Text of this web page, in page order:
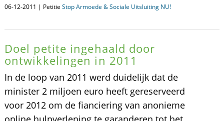
06-12-2011 | Petitie Stop Armoede & Sociale Uitsluiting NU!
Doel petite ingehaald door
ontwikkelingen in 2011
In de loop van 2011 werd duidelijk dat de
minister 2 miljoen euro heeft gereserveerd
voor 2012 om de fianciering van anonieme